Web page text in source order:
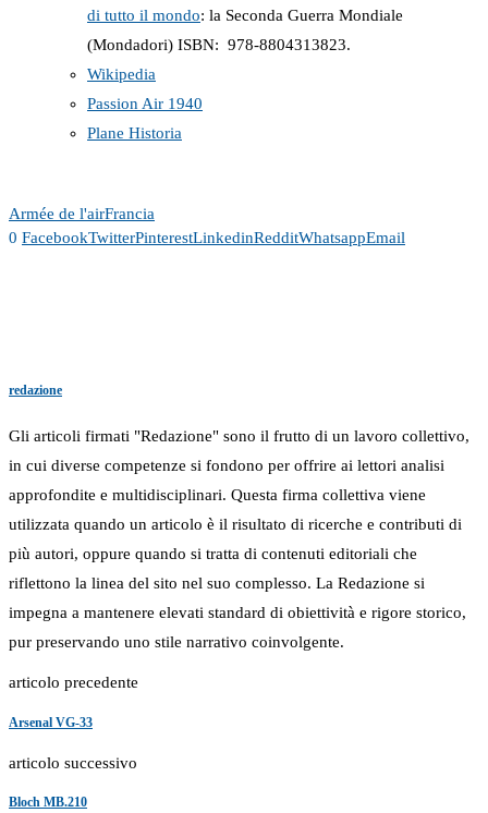
di tutto il mondo: la Seconda Guerra Mondiale
(Mondadori) ISBN: ‎ 978-8804313823.
Wikipedia
Passion Air 1940
Plane Historia
Armée de l'airFrancia
0 FacebookTwitterPinterestLinkedinRedditWhatsappEmail
redazione
Gli articoli firmati "Redazione" sono il frutto di un lavoro collettivo,
in cui diverse competenze si fondono per offrire ai lettori analisi
approfondite e multidisciplinari. Questa firma collettiva viene
utilizzata quando un articolo è il risultato di ricerche e contributi di
più autori, oppure quando si tratta di contenuti editoriali che
riflettono la linea del sito nel suo complesso. La Redazione si
impegna a mantenere elevati standard di obiettività e rigore storico,
pur preservando uno stile narrativo coinvolgente.
articolo precedente
Arsenal VG-33
articolo successivo
Bloch MB.210